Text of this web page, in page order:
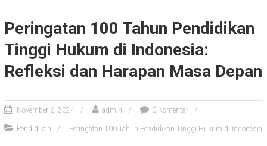
Peringatan 100 Tahun Pendidikan
Tinggi Hukum di Indonesia:
Refleksi dan Harapan Masa Depan
November 6, 2024 admin 0 Komentar
Pendidikan Peringatan 100 Tahun Pendidikan Tinggi Hukum di Indonesia